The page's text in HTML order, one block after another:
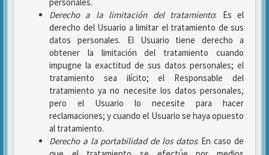
Derecho a la limitación del tratamiento: Es el
derecho del Usuario a limitar el tratamiento de sus
datos personales. El Usuario tiene derecho a
obtener la limitación del tratamiento cuando
impugne la exactitud de sus datos personales; el
tratamiento sea ilícito; el Responsable del
tratamiento ya no necesite los datos personales,
pero el Usuario lo necesite para hacer
reclamaciones; y cuando el Usuario se haya opuesto
al tratamiento.
Derecho a la portabilidad de los datos: En caso de